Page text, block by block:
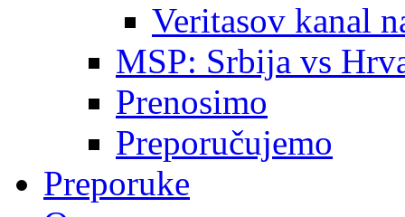
Veritasov kanal
MSP: Srbija vs
Prenosimo
Preporučujemo
Preporuke